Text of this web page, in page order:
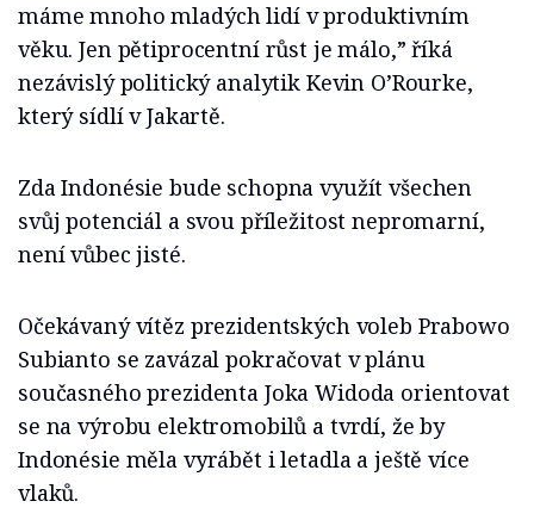
máme mnoho mladých lidí v produktivním
věku. Jen pětiprocentní růst je málo,” říká
nezávislý politický analytik Kevin O’Rourke,
který sídlí v Jakartě.
Zda Indonésie bude schopna využít všechen
svůj potenciál a svou příležitost nepromarní,
není vůbec jisté.
Očekávaný vítěz prezidentských voleb Prabowo
Subianto se zavázal pokračovat v plánu
současného prezidenta Joka Widoda orientovat
se na výrobu elektromobilů a tvrdí, že by
Indonésie měla vyrábět i letadla a ještě více
vlaků.